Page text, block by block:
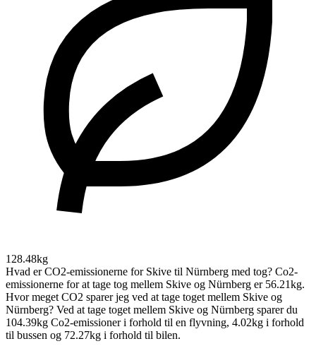
128.48kg
Hvad er CO2-emissionerne for Skive til Nürnberg med tog? Co2-
emissionerne for at tage tog mellem Skive og Nürnberg er 56.21kg.
Hvor meget CO2 sparer jeg ved at tage toget mellem Skive og
Nürnberg? Ved at tage toget mellem Skive og Nürnberg sparer du
104.39kg Co2-emissioner i forhold til en flyvning, 4.02kg i forhold
til bussen og 72.27kg i forhold til bilen.